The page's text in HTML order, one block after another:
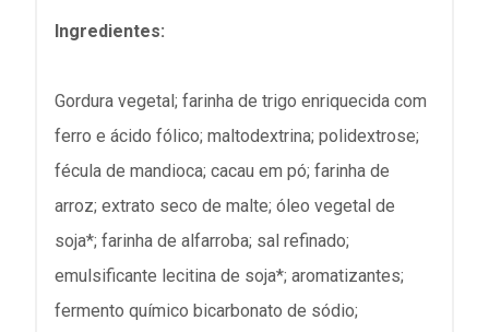
Ingredientes:
Gordura vegetal; farinha de trigo enriquecida com
ferro e ácido fólico; maltodextrina; polidextrose;
fécula de mandioca; cacau em pó; farinha de
arroz; extrato seco de malte; óleo vegetal de
soja*; farinha de alfarroba; sal refinado;
emulsificante lecitina de soja*; aromatizantes;
fermento químico bicarbonato de sódio;